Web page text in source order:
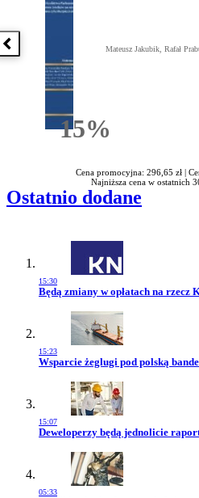
Poprzednia książka
15%Rabatu
Mateusz Jakubik, Rafał
Cena promocyjna: 296,65 zł |
Najniższa cena w ostatnich
Ostatnio dodane
15:30
Przejdź do artykułu:
Będą zmiany w opłatach na rzecz
15:23
Przejdź do artykułu:
Wsparcie żeglugi pod polską
15:07
Przejdź do artykułu:
Deweloperzy będą jednolicie
05:33